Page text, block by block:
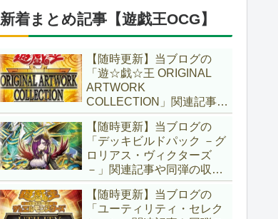
新着まとめ記事【遊戯王OCG】
【随時更新】当ブログの
「遊☆戯☆王 ORIGINAL
ARTWORK
COLLECTION」関連記事や
同弾の収録リストまとめ。
マンガスタイルとオーバー
フレームに焦点を当てた新
商品！！また、原作のモン
スターもリメイクされてい
ます！！【遊戯王OCG】
【随時更新】当ブログの
「デッキビルドパック －グ
ロリアス・ヴィクターズ
－」関連記事や同弾の収録
リストまとめ。効果を持た
ない古のモンスターを使役
する儀式テーマ「セネト」
【随時更新】当ブログの
「ユーティリティ・セレク